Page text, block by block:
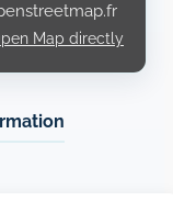
Map directly